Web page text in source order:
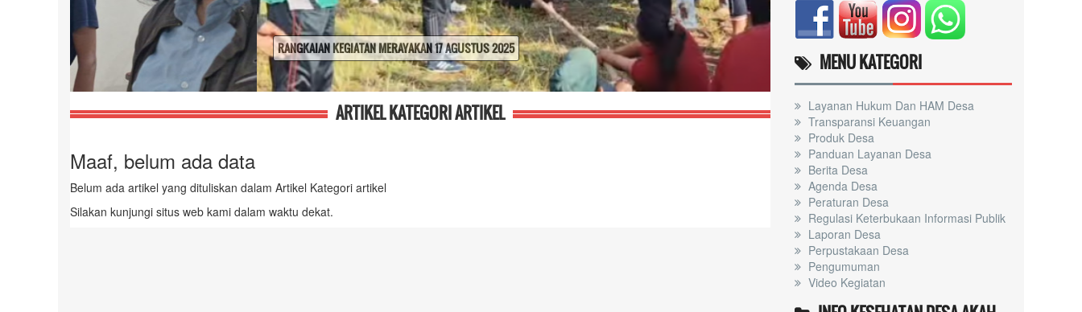
RANGKAIAN KEGIATAN MERAYAKAN 17 AGUSTUS 2025
ARTIKEL KATEGORI ARTIKEL
Maaf, belum ada data
Belum ada artikel yang dituliskan dalam Artikel Kategori artikel
Silakan kunjungi situs web kami dalam waktu dekat.
MENU KATEGORI
Layanan Hukum Dan HAM Desa
Transparansi Keuangan
Produk Desa
Panduan Layanan Desa
Berita Desa
Agenda Desa
Peraturan Desa
Regulasi Keterbukaan Informasi Publik
Laporan Desa
Perpustakaan Desa
Pengumuman
Video Kegiatan